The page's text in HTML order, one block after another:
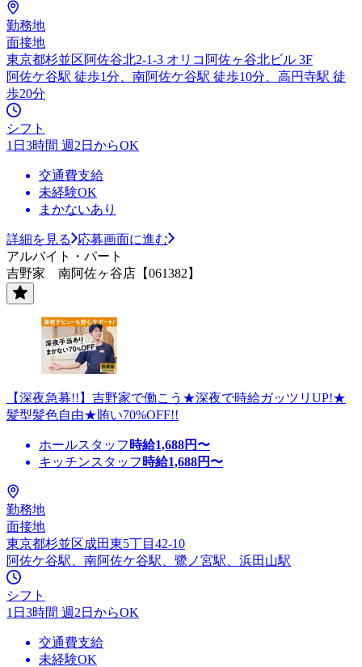
勤務地
面接地
東京都杉並区阿佐谷北2-1-3 オリコ阿佐ヶ谷北ビル 3F
阿佐ケ谷駅 徒歩1分、南阿佐ケ谷駅 徒歩10分、高円寺駅 徒
歩20分
シフト
1日3時間 週2日からOK
交通費支給
未経験OK
まかないあり
詳細を見る
応募画面に進む
アルバイト・パート
吉野家 南阿佐ヶ谷店【061382】
【深夜急募!!】吉野家で働こう★深夜で時給ガッツリUP!★
髪型髪色自由★賄い70%OFF!!
ホールスタッフ 時給1,688円〜
キッチンスタッフ 時給1,688円〜
勤務地
面接地
東京都杉並区成田東5丁目42-10
阿佐ケ谷駅、南阿佐ケ谷駅、鷺ノ宮駅、浜田山駅
シフト
1日3時間 週2日からOK
交通費支給
未経験OK